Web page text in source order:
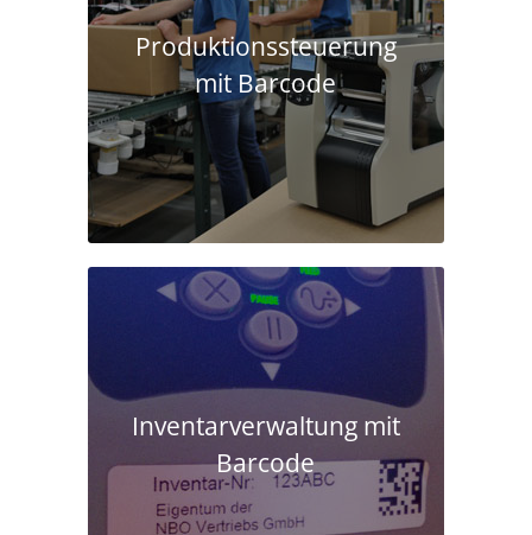
Produktions­steuerung
mit Barcode
Inventarverwaltung mit
Barcode